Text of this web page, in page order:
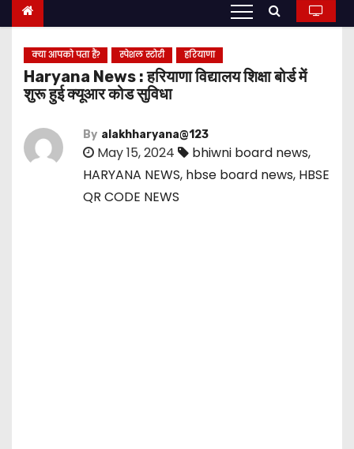
क्या आपको पता हैं? स्पेशल स्टोरी हरियाणा
Haryana News : हरियाणा विद्यालय शिक्षा बोर्ड में
शुरू हुई क्यूआर कोड सुविधा
By alakhharyana@123
May 15, 2024 bhiwni board news,
HARYANA NEWS, hbse board news, HBSE
QR CODE NEWS